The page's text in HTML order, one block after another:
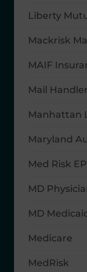
Liberty
Mackrisk
MAIF
Mail
Manhattan
Maryland
Med Risk
MD
MD
Medicare
MedRisk